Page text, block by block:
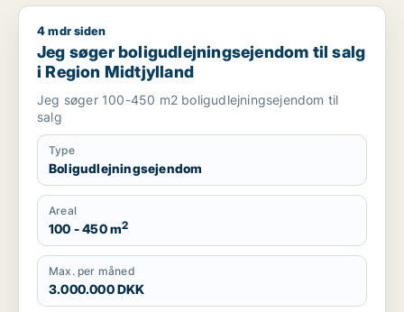
Jeg søger boligudlejningsejendom til salg i Region
4 mdr siden
Jeg søger boligudlejningsejendom til salg
i Region Midtjylland
Jeg søger 100-450 m2 boligudlejningsejendom til
salg
Type
Boligudlejningsejendom
Areal
100 - 450 m2
Max. per måned
3.000.000 DKK